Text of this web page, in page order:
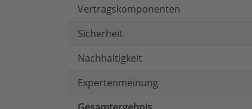
Vertragskomponenten
Sicherheit
Nachhaltigkeit
Expertenmeinung